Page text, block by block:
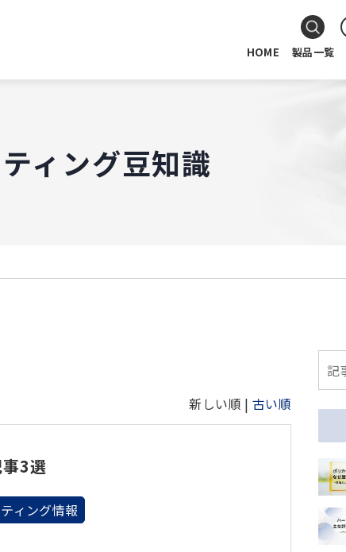
HOME 製品一覧
ィング豆知識
新しい順 | 古い順
3選
ィング情報